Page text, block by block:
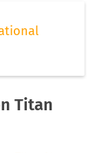
Titan